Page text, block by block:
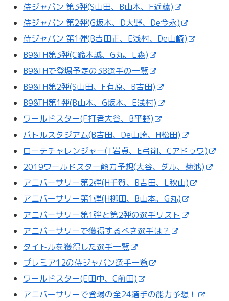
侍ジャパン 第3弾(S山田、B山本、F近藤)
侍ジャパン 第2弾(G坂本、D大野、De今永)
侍ジャパン 第1弾(B吉田正、E浅村、De山崎)
B9&TH第3弾(C鈴木誠、G丸、L森)
B9&THで登場予定の38選手の一覧
B9&TH第2弾(S山田、F有原、B吉田)
B9&TH第1弾(B山本、G坂本、E浅村)
ワールドスター(F打者大谷、B平野)
バトルスタジアム(B吉田、De山崎、H松田)
ローテチャレンジャー(T岩貞、E弓削、Cアドゥワ)
2019ワールドスター能力予想(大谷、ダル、菊池)
アニバーサリー第2弾(H千賀、B吉田、L秋山)
アニバーサリー第1弾(H柳田、B山本、G丸)
アニバーサリー第1弾と第2弾の選手リスト
アニバーサリーで獲得するべき選手は？
タイトルを獲得した選手一覧
プレミア12の侍ジャパン選手一覧
ワールドスター(E田中、C前田)
アニバーサリーで登場の全24選手の能力予想！